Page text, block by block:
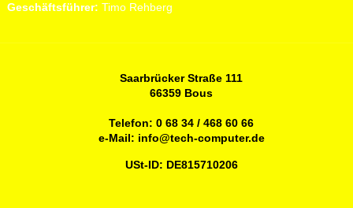
Geschäftsführer: Timo Rehberg
Saarbrücker Straße 111
66359 Bous
Telefon:0 68 34 / 468 60 66
e-Mail: info@tech-computer.de
USt-ID: DE815710206